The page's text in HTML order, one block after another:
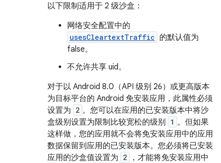
以下限制适用于 2 级沙盒：
网络安全配置中的
usesCleartextTraffic 的默认值为
false。
不允许共享 uid。
对于以 Android 8.0（API 级别 26）或更高版本
为目标平台的 Android 免安装应用，此属性必须
设置为 2 。您可以在应用的已安装版本中将沙
盒级别设置为限制比较宽松的级别
1 。但如果
这样做，您的应用就不会将免安装应用中的应用
数据保留到应用的已安装版本。您必须将已安装
应用的沙盒值设置为 2
，才能将免安装应用中